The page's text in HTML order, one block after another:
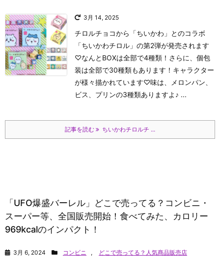
3月 14, 2025
チロルチョコから「ちいかわ」とのコラボ
「ちいかわチロル」の第2弾が発売されます
♡なんとBOXは全部で4種類！さらに、個包
装は全部で30種類もあります！キャラクター
が様々描かれています♡味は、メロンパン、
ビス、プリンの3種類ありますよ♪ ...
記事を読む ちいかわチロルチ ...
「UFO爆盛バーレル」どこで売ってる？コンビニ・
スーパー等、全国販売開始！食べてみた、カロリー
969kcalのインパクト！
3月 6, 2024 コンビニ , どこで売ってる？人気商品販売店